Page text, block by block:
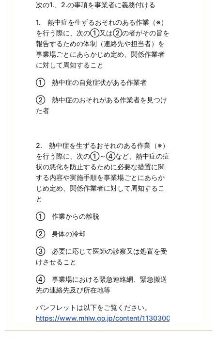
次の1.、2.の事項を事業者に義務付ける
1. 熱中症を生ずるおそれのある作業（※）
を行う際に、次の①又は②の者がその旨を
報告するための体制（連絡先や担当者）を
事業場ごとにあらかじめ定め、関係作業者
に対して周知すること
① 熱中症の自覚症状がある作業者
② 熱中症のおそれがある作業者を見つけ
た者
2. 熱中症を生ずるおそれのある作業（※）
を行う際に、次の①～④など、熱中症の症
状の悪化を防止するために必要な措置に関
する内容や実施手順を事業場ごとにあらか
じめ定め、関係作業者に対して周知するこ
と
① 作業からの離脱
② 身体の冷却
③ 必要に応じて医師の診察又は処置を受
けさせること
④ 事業場における緊急連絡網、緊急搬送
先の連絡先及び所在地等
パンフレットは以下をご覧ください。
https://www.mhlw.go.jp/content/11303000/